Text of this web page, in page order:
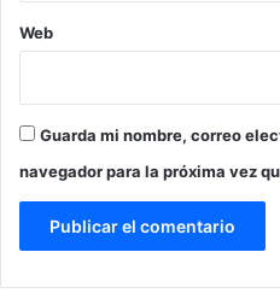
Web
Guarda mi nombre, correo
navegador para la próxima vez